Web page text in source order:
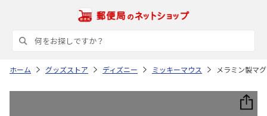
ホーム グッズストア ディズニー ミッキーマウス メラミン製マ